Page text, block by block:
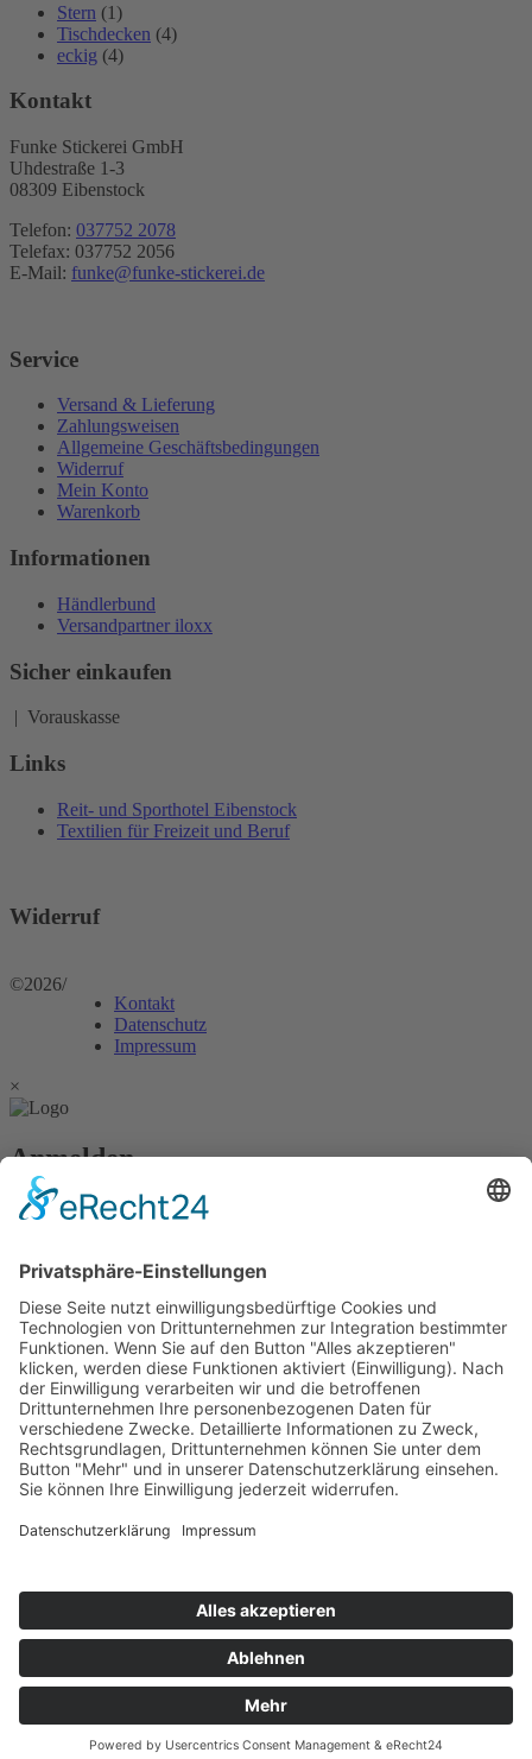
Stern (1)
Tischdecken (4)
eckig (4)
Kontakt
Funke Stickerei GmbH
Uhdestraße 1-3
08309 Eibenstock
Telefon: 037752 2078
Telefax: 037752 2056
E-Mail: funke@funke-stickerei.de
Service
Versand & Lieferung
Zahlungsweisen
Allgemeine Geschäftsbedingungen
Widerruf
Mein Konto
Warenkorb
Informationen
Händlerbund
Versandpartner iloxx
Sicher einkaufen
| Vorauskasse
Links
Reit- und Sporthotel Eibenstock
Textilien für Freizeit und Beruf
Widerruf
©2026/
Kontakt
Datenschutz
Impressum
×
Anmelden
Passwort vergessen?
Angemeldet bleiben
Anmelden
Zum Inhalt springen
Vertrag widerrufen
Werkzeugleiste öffnen
Zurücksetzen